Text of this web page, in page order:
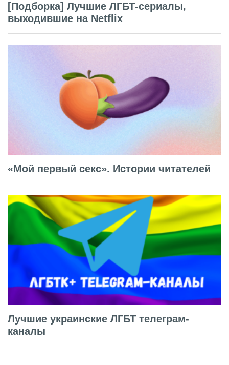
[Подборка] Лучшие ЛГБТ-сериалы,
выходившие на Netflix
«Мой первый секс». Истории читателей
Лучшие украинские ЛГБТ телеграм-
каналы